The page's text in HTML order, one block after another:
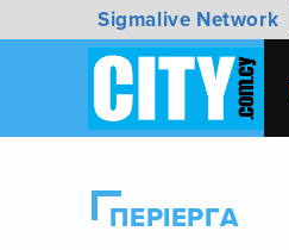
Sigmalive Network
ΠΕΡΙΕΡΓΑ